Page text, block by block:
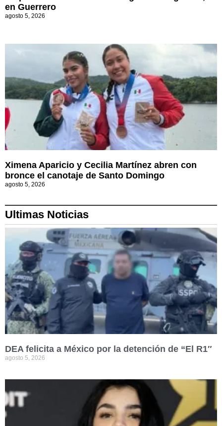
en Guerrero
agosto 5, 2026
Ximena Aparicio y Cecilia Martínez abren con
bronce el canotaje de Santo Domingo
agosto 5, 2026
Ultimas Noticias
DEA felicita a México por la detención de “El R1″
agosto 5, 2026